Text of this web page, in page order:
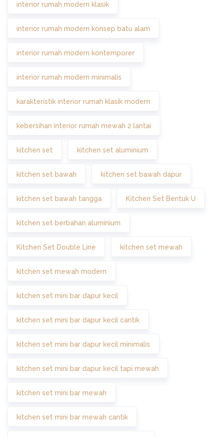
interior rumah modern klasik
interior rumah modern konsep batu alam
interior rumah modern kontemporer
interior rumah modern minimalis
karakteristik interior rumah klasik modern
kebersihan interior rumah mewah 2 lantai
kitchen set kitchen set aluminium
kitchen set bawah kitchen set bawah dapur
kitchen set bawah tangga Kitchen Set Bentuk U
kitchen set berbahan aluminium
Kitchen Set Double Line kitchen set mewah
kitchen set mewah modern
kitchen set mini bar dapur kecil
kitchen set mini bar dapur kecil cantik
kitchen set mini bar dapur kecil minimalis
kitchen set mini bar dapur kecil tapi mewah
kitchen set mini bar mewah
kitchen set mini bar mewah cantik